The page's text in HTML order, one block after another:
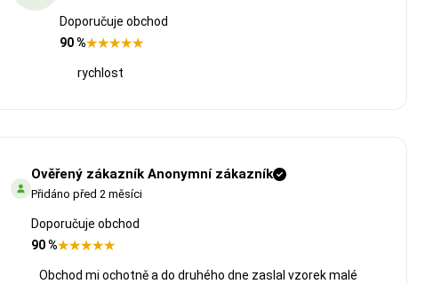
Doporučuje obchod
90 %
rychlost
Ověřený zákazník Anonymní zákazník
Přidáno před 2 měsíci
Doporučuje obchod
90 %
Obchod mi ochotně a do druhého dne zaslal vzorek malé